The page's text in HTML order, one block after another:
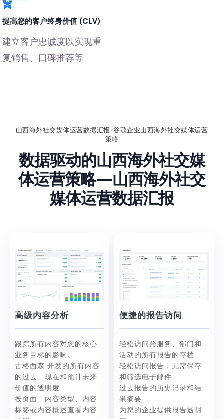
提高您的客户终身价值 (CLV)
建立客户忠诚度以实现重
复销售、口碑推荐等
山西海外社交媒体运营数据汇报-谷歌企业山西海外社交媒体运营
策略
数据驱动的山西海外社交媒
体运营策略—山西海外社交
媒体运营数据汇报
高级内容分析
跟踪所有内容对您的核心
业务目标的影响。
古格西森 开发的所有内容
的过去、现在和预计未来
价值的透明度
按页面、内容类型、内容
标签或内容概述查看内容
便捷的报告访问
轻松访问跨服务、部门和
活动的所有报告的存档
轻松访问报告，无需保存
和筛选电子邮件
过去报告的历史记录和结
果摘要
为您的企业提供报告透明